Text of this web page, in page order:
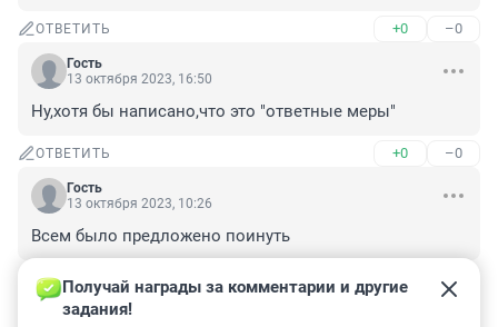
ОТВЕТИТЬ +0 –0
Гость
13 октября 2023, 16:50
Ну,хотя бы написано,что это "ответные меры"
ОТВЕТИТЬ +0 –0
Гость
13 октября 2023, 10:26
Всем было предложено поинуть
ОТВЕТИТЬ –0
Гость
Получай награды за комментарии и другие
задания!